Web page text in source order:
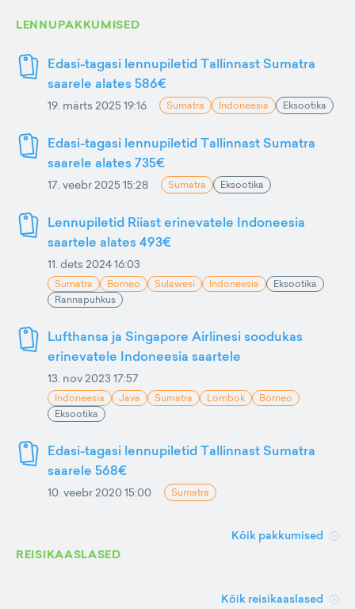
LENNUPAKKUMISED
Edasi-tagasi lennupiletid Tallinnast Sumatra
saarele alates 586€
19. märts 2025 19:16 Sumatra Indoneesia Eksootika
Edasi-tagasi lennupiletid Tallinnast Sumatra
saarele alates 735€
17. veebr 2025 15:28 Sumatra Eksootika
Lennupiletid Riiast erinevatele Indoneesia
saartele alates 493€
11. dets 2024 16:03
Sumatra Borneo Sulawesi Indoneesia
Eksootika
Rannapuhkus
Lufthansa ja Singapore Airlinesi soodukas
erinevatele Indoneesia saartele
13. nov 2023 17:57
Indoneesia Java Sumatra Lombok
Borneo
Eksootika
Edasi-tagasi lennupiletid Tallinnast Sumatra
saarele 568€
10. veebr 2020 15:00 Sumatra
Kõik pakkumised
REISIKAASLASED
Kõik reisikaaslased